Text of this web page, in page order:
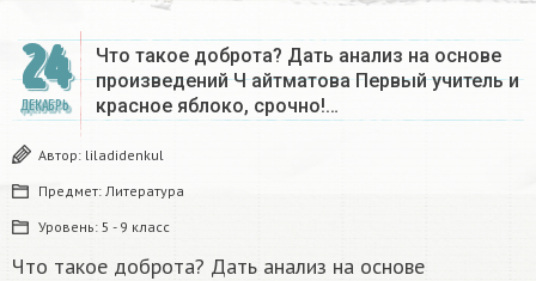
24
ДЕКАБРЬ
Что такое доброта? Дать анализ на основе
произведений Ч айтматова Первый учитель и
красное яблоко, срочно!…
Автор: liladidenkul
Предмет: Литература
Уровень: 5 - 9 класс
Что такое доброта? Дать анализ на основе